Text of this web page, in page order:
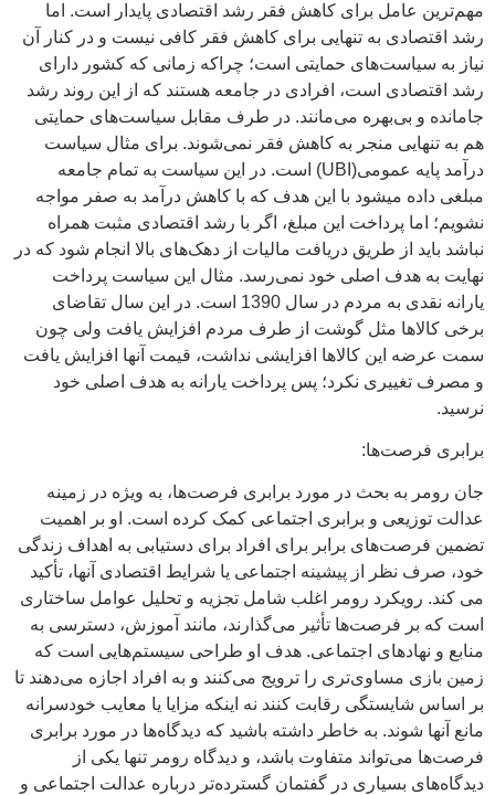
مهم‌ترین عامل برای کاهش فقر رشد اقتصادی پایدار است. اما
رشد اقتصادی به تنهایی برای کاهش فقر کافی نیست و در کنار آن
نیاز به سیاست‌های حمایتی است؛ چراکه زمانی که کشور دارای
رشد اقتصادی است، افرادی در جامعه هستند که از این روند رشد
جامانده و بی‌بهره می‌مانند. در طرف مقابل سیاست‌های حمایتی
هم به تنهایی منجر به کاهش فقر نمی‌شوند. برای مثال سیاست
درآمد پایه عمومی(UBI) است. در این سیاست به تمام جامعه
مبلغی داده میشود با این هدف که با کاهش درآمد به صفر مواجه
نشویم؛ اما پرداخت این مبلغ، اگر با رشد اقتصادی مثبت همراه
نباشد باید از طریق دریافت مالیات از دهک‌های بالا انجام شود که در
نهایت به هدف اصلی خود نمی‌رسد. مثال این سیاست پرداخت
یارانه نقدی به مردم در سال 1390 است. در این سال تقاضای
برخی کالاها مثل گوشت از طرف مردم افزایش یافت ولی چون
سمت عرضه این کالاها افزایشی نداشت، قیمت آنها افزایش یافت
و مصرف تغییری نکرد؛ پس پرداخت یارانه به هدف اصلی خود
نرسید.
برابری فرصت‌ها:
جان رومر به بحث در مورد برابری فرصت‌ها، به ویژه در زمینه
عدالت توزیعی و برابری اجتماعی کمک کرده است. او بر اهمیت
تضمین فرصت‌های برابر برای افراد برای دستیابی به اهداف زندگی
خود، صرف نظر از پیشینه اجتماعی یا شرایط اقتصادی آنها، تأکید
می کند. رویکرد رومر اغلب شامل تجزیه و تحلیل عوامل ساختاری
است که بر فرصت‌ها تأثیر می‌گذارند، مانند آموزش، دسترسی به
منابع و نهادهای اجتماعی. هدف او طراحی سیستم‌هایی است که
زمین بازی مساوی‌تری را ترویج می‌کنند و به افراد اجازه می‌دهند تا
بر اساس شایستگی رقابت کنند نه اینکه مزایا یا معایب خودسرانه
مانع آنها شوند. به خاطر داشته باشید که دیدگاه‌ها در مورد برابری
فرصت‌ها می‌تواند متفاوت باشد، و دیدگاه رومر تنها یکی از
دیدگاه‌های بسیاری در گفتمان گسترده‌تر درباره عدالت اجتماعی و